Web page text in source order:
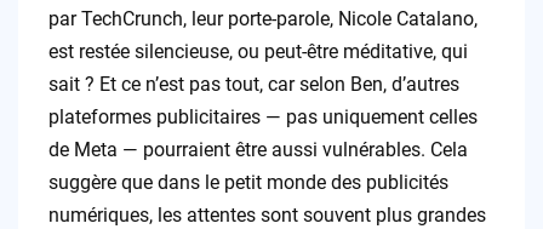
par TechCrunch, leur porte-parole, Nicole Catalano,
est restée silencieuse, ou peut-être méditative, qui
sait ? Et ce n’est pas tout, car selon Ben, d’autres
plateformes publicitaires — pas uniquement celles
de Meta — pourraient être aussi vulnérables. Cela
suggère que dans le petit monde des publicités
numériques, les attentes sont souvent plus grandes